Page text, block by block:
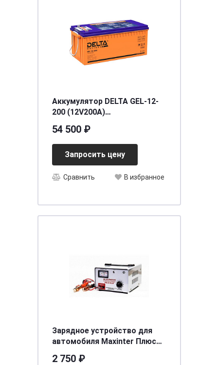
Аккумулятор DELTA GEL-12-
200 (12V200A)
54 500 ₽
Запросить цену
Сравнить В избранное
Зарядное устройство для
автомобиля Maxinter Плюс
2 750 ₽